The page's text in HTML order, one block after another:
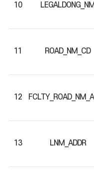
10 LEGALDONG_NM
11 ROAD_NM_CD
12
13 LNM_ADDR